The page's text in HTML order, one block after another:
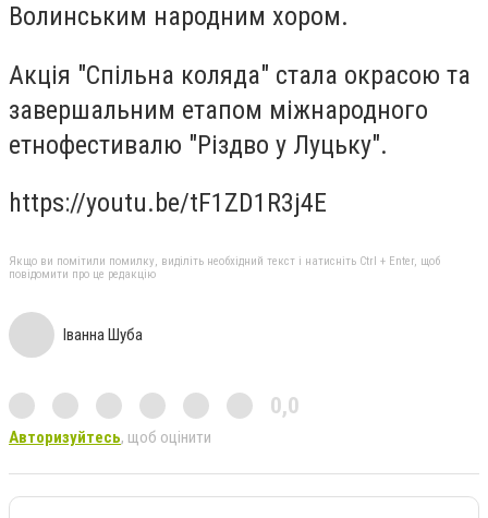
Волинським народним хором.
Акція "Спільна коляда" стала окрасою та
завершальним етапом міжнародного
етнофестивалю "Різдво у Луцьку".
https://youtu.be/tF1ZD1R3j4E
Якщо ви помітили помилку, виділіть необхідний текст і натисніть Ctrl + Enter, щоб
повідомити про це редакцію
Іванна Шуба
0,0
Авторизуйтесь, щоб оцінити